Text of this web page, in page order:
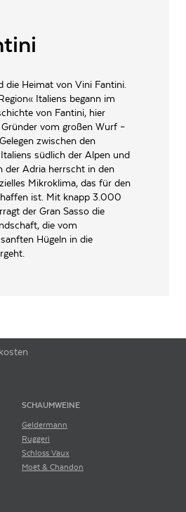
0.75
FANTINI GROUP VINI SRL,
Via Dommarco 23, 66026
Ortona
Trocken
8019873000019
860616
die Heimat von Vini Fantini.
Italiens begann im
von Fantini, hier
vom großen Wurf –
zwischen den
südlich der Alpen und
der Adria herrscht in den
Mikroklima, das für den
ist. Mit knapp 3.000
der Gran Sasso die
die vom
Hügeln in die
SCHAUMWEINE
Geldermann
Ruggeri
Schloss Vaux
Moët & Chandon